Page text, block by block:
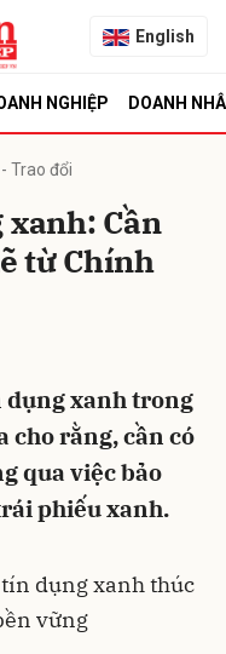
English
NGHIỆP DOANH
Trao đổi
Cần
từ Chính
xanh trong
cho rằng, cần có
qua việc bảo
phiếu xanh.
dụng xanh thúc
vững
Hủy